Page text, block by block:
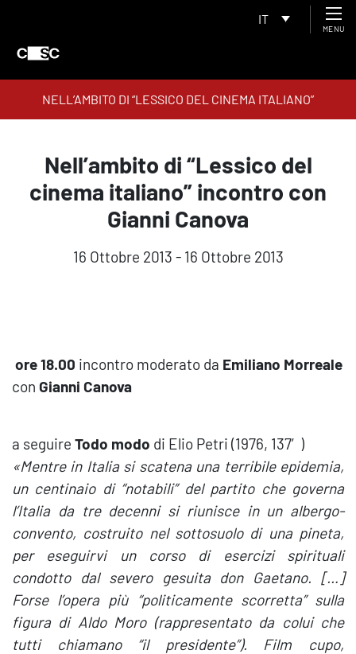
IT
MENU
NELL’AMBITO DI “LESSICO DEL CINEMA ITALIANO”
INCONTRO CON GIANNI CANOVA
Nell’ambito di “Lessico del
cinema italiano” incontro con
Gianni Canova
16 Ottobre 2013 - 16 Ottobre 2013
ore 18.00 incontro moderato da Emiliano Morreale
con Gianni Canova
a seguire Todo modo di Elio Petri (1976, 137′)
«Mentre in Italia si scatena una terribile epidemia,
un centinaio di “notabili” del partito che governa
l’Italia da tre decenni si riunisce in un albergo-
convento, costruito nel sottosuolo di una pineta,
per eseguirvi un corso di esercizi spirituali
condotto dal severo gesuita don Gaetano. […]
Forse l’opera più “politicamente scorretta” sulla
figura di Aldo Moro (rappresentato da colui che
tutti chiamano “il presidente”). Film cupo,